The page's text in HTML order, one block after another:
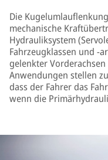
Die
mechanische
Hydrauliksystem
Fahrzeugklassen und -
gelenkter
Anwendungen stellen
dass der Fahrer das
wenn die